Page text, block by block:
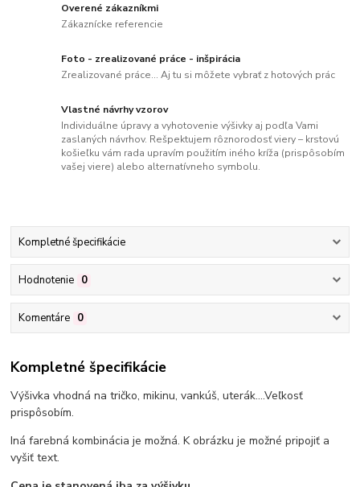
Overené zákazníkmi
Zákaznícke referencie
Foto - zrealizované práce - inšpirácia
Zrealizované práce... Aj tu si môžete vybrať z hotových prác
Vlastné návrhy vzorov
Individuálne úpravy a vyhotovenie výšivky aj podľa Vami
zaslaných návrhov. Rešpektujem rôznorodosť viery – krstovú
košieľku vám rada upravím použitím iného kríža (prispôsobím
vašej viere) alebo alternatívneho symbolu.
Kompletné špecifikácie
Hodnotenie 0
Komentáre 0
Kompletné špecifikácie
Výšivka vhodná na tričko, mikinu, vankúš, uterák....Veľkosť
prispôsobím.
Iná farebná kombinácia je možná. K obrázku je možné pripojiť a
vyšiť text.